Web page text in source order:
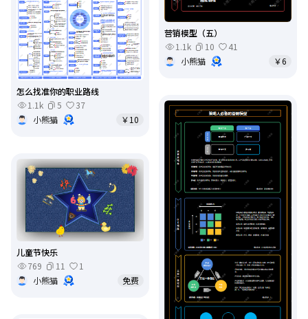
营销模型（五）
1.1k
10
41
小熊猫
￥6
怎么找准你的职业路线
1.1k
5
37
小熊猫
￥10
儿童节快乐
769
11
1
小熊猫
免费